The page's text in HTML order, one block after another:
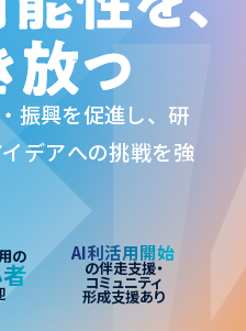
振興を促進し、研
デアへの挑戦を強
の AI利活用開始
の伴走支援・
コミュニティ
形成支援あり